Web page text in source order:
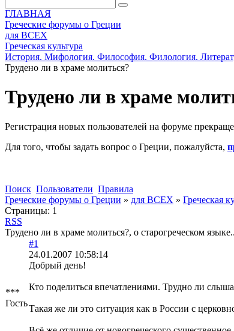
ГЛАВНАЯ
Греческие форумы о Греции
для ВСЕХ
Греческая культура
История. Мифология. Философия. Филология.
Трудено ли в храме молиться?
Трудено ли в храме
Регистрация новых пользователей на форуме
Для того, чтобы задать вопрос о Греции, пожалуйста,
Поиск Пользователи Правила
Греческие форумы о Греции » для ВСЕХ » Греческая
Страницы: 1
RSS
Трудено ли в храме молиться?, о старогреческом
***
Гость
#1
24.01.2007 10:58:14
Добрый день!
Кто поделиться впечатлениями. Трудно ли
Такая же ли это ситуация как в России с